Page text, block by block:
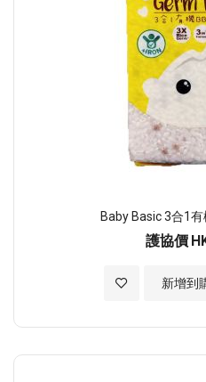
Baby Basic 3合1
護協價
新增到
加入至願望清單